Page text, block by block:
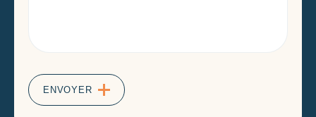
ENVOYER